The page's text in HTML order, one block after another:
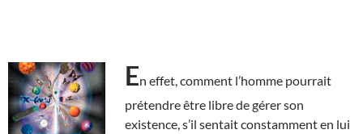
En effet, comment l’homme pourrait
prétendre être libre de gérer son
existence, s’il sentait constamment en lui